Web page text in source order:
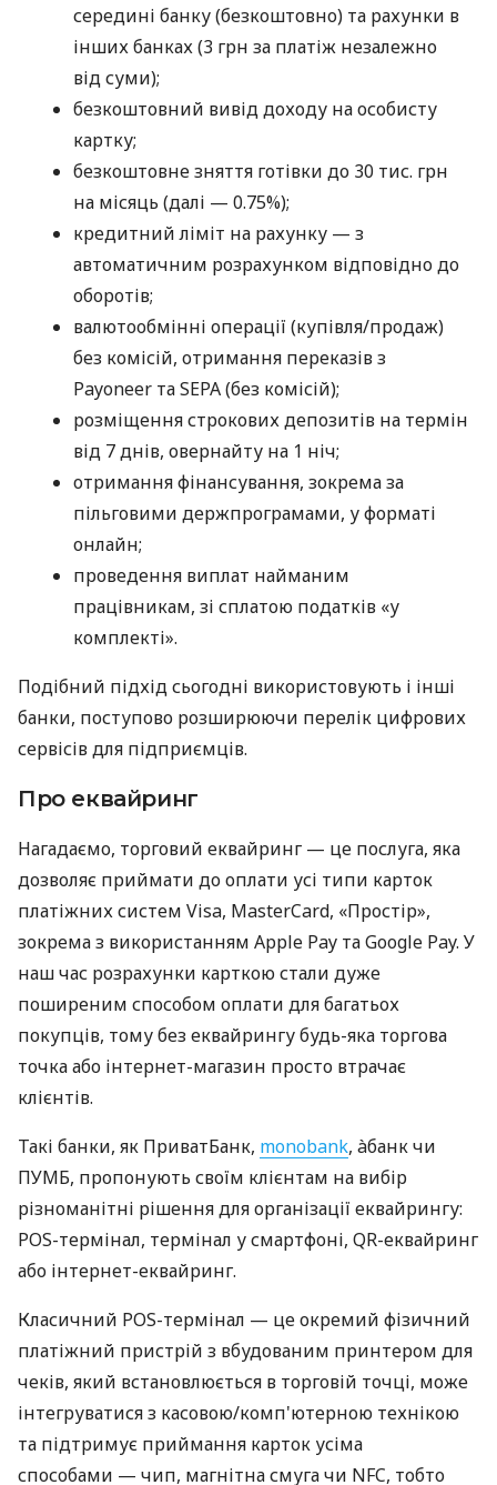
середині банку (безкоштовно) та рахунки в
інших банках (3 грн за платіж незалежно
від суми);
безкоштовний вивід доходу на особисту
картку;
безкоштовне зняття готівки до 30 тис. грн
на місяць (далі — 0.75%);
кредитний ліміт на рахунку — з
автоматичним розрахунком відповідно до
оборотів;
валютообмінні операції (купівля/продаж)
без комісій, отримання переказів з
Payoneer та SEPA (без комісій);
розміщення строкових депозитів на термін
від 7 днів, овернайту на 1 ніч;
отримання фінансування, зокрема за
пільговими держпрограмами, у форматі
онлайн;
проведення виплат найманим
працівникам, зі сплатою податків «у
комплекті».
Подібний підхід сьогодні використовують і інші
банки, поступово розширюючи перелік цифрових
сервісів для підприємців.
Про еквайринг
Нагадаємо, торговий еквайринг — це послуга, яка
дозволяє приймати до оплати усі типи карток
платіжних систем Visa, MasterCard, «Простір»,
зокрема з використанням Apple Pay та Google Pay. У
наш час розрахунки карткою стали дуже
поширеним способом оплати для багатьох
покупців, тому без еквайрингу будь-яка торгова
точка або інтернет-магазин просто втрачає
клієнтів.
Такі банки, як ПриватБанк, monobank, àбанк чи
ПУМБ, пропонують своїм клієнтам на вибір
різноманітні рішення для організації еквайрингу:
POS-термінал, термінал у смартфоні, QR-еквайринг
або інтернет-еквайринг.
Класичний POS-термінал — це окремий фізичний
платіжний пристрій з вбудованим принтером для
чеків, який встановлюється в торговій точці, може
інтегруватися з касовою/комп'ютерною технікою
та підтримує приймання карток усіма
способами — чип, магнітна смуга чи NFC, тобто